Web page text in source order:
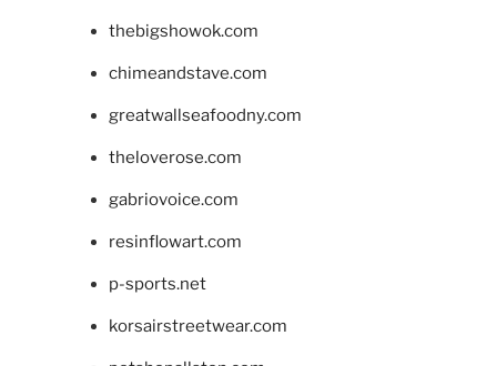
thebigshowok.com
chimeandstave.com
greatwallseafoodny.com
theloverose.com
gabriovoice.com
resinflowart.com
p-sports.net
korsairstreetwear.com